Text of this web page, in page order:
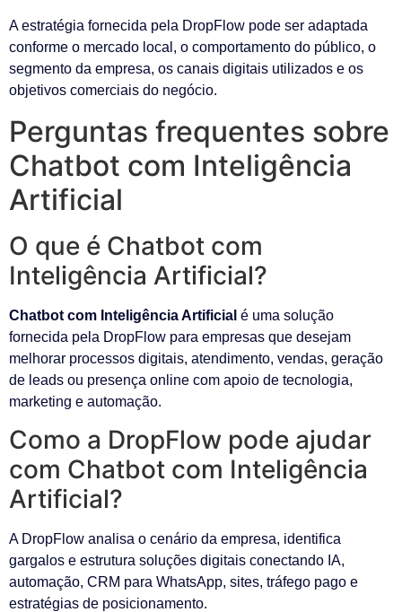
A estratégia fornecida pela DropFlow pode ser adaptada
conforme o mercado local, o comportamento do público, o
segmento da empresa, os canais digitais utilizados e os
objetivos comerciais do negócio.
Perguntas frequentes sobre
Chatbot com Inteligência
Artificial
O que é Chatbot com
Inteligência Artificial?
Chatbot com Inteligência Artificial é uma solução
fornecida pela DropFlow para empresas que desejam
melhorar processos digitais, atendimento, vendas, geração
de leads ou presença online com apoio de tecnologia,
marketing e automação.
Como a DropFlow pode ajudar
com Chatbot com Inteligência
Artificial?
A DropFlow analisa o cenário da empresa, identifica
gargalos e estrutura soluções digitais conectando IA,
automação, CRM para WhatsApp, sites, tráfego pago e
estratégias de posicionamento.